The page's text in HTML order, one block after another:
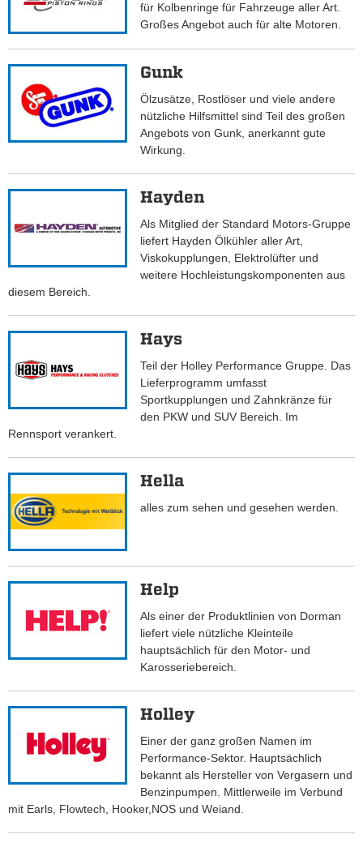
für Kolbenringe für Fahrzeuge aller Art.
Großes Angebot auch für alte Motoren.
Gunk
Ölzusätze, Rostlöser und viele andere
nützliche Hilfsmittel sind Teil des großen
Angebots von Gunk, anerkannt gute
Wirkung.
Hayden
Als Mitglied der Standard Motors-Gruppe
liefert Hayden Ölkühler aller Art,
Viskokupplungen, Elektrolüfter und
weitere Hochleistungskomponenten aus
diesem Bereich.
Hays
Teil der Holley Performance Gruppe. Das
Lieferprogramm umfasst
Sportkupplungen und Zahnkränze für
den PKW und SUV Bereich. Im
Rennsport verankert.
Hella
alles zum sehen und gesehen werden.
Help
Als einer der Produktlinien von Dorman
liefert viele nützliche Kleinteile
hauptsächlich für den Motor- und
Karosseriebereich.
Holley
Einer der ganz großen Namen im
Performance-Sektor. Hauptsächlich
bekannt als Hersteller von Vergasern und
Benzinpumpen. Mittlerweile im Verbund
mit Earls, Flowtech, Hooker,NOS und Weiand.